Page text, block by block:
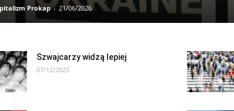
Prokap - 21/06/2026
Szwajcarzy widzą lepiej
07/12/2025